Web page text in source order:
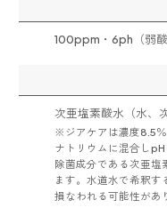
100ppm・6ph（弱酸
次亜塩素酸水（水、
※ジアケアは濃度8.5
ナトリウムに混合し
除菌成分である次亜塩
ます。水道水で希釈
損なわれる可能性があ